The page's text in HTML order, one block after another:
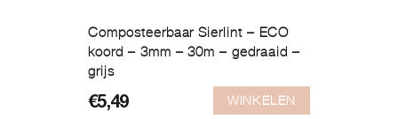
Composteerbaar Sierlint – ECO
koord – 3mm – 30m – gedraaid –
grijs
€5,49 WINKELEN